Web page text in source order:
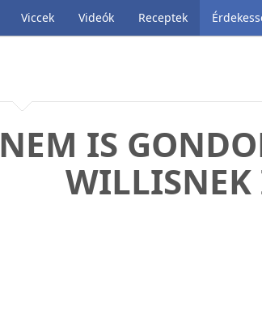
Viccek Videók Receptek
NEM IS
WILLISNEK